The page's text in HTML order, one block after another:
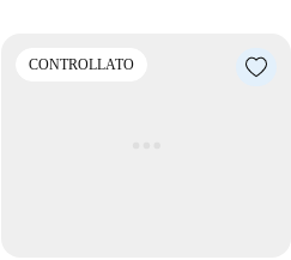
CONTROLLATO